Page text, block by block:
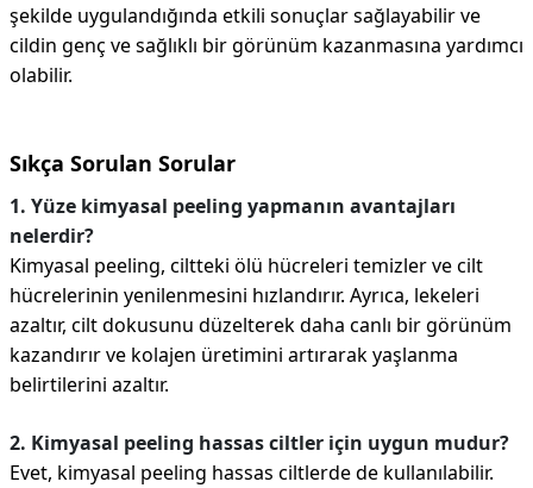
şekilde uygulandığında etkili sonuçlar sağlayabilir ve
cildin genç ve sağlıklı bir görünüm kazanmasına yardımcı
olabilir.
Sıkça Sorulan Sorular
1. Yüze kimyasal peeling yapmanın avantajları
nelerdir?
Kimyasal peeling, ciltteki ölü hücreleri temizler ve cilt
hücrelerinin yenilenmesini hızlandırır. Ayrıca, lekeleri
azaltır, cilt dokusunu düzelterek daha canlı bir görünüm
kazandırır ve kolajen üretimini artırarak yaşlanma
belirtilerini azaltır.
2. Kimyasal peeling hassas ciltler için uygun mudur?
Evet, kimyasal peeling hassas ciltlerde de kullanılabilir.